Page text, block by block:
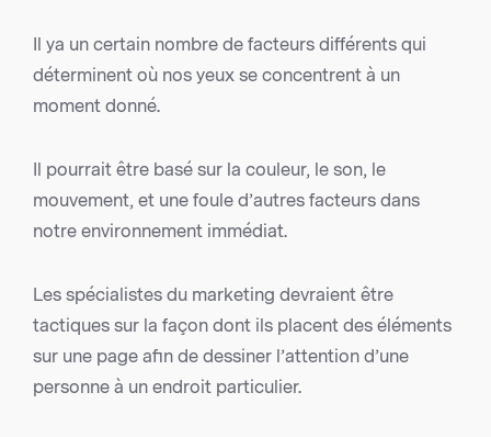
Il ya un certain nombre de facteurs différents qui
déterminent où nos yeux se concentrent à un
moment donné.
Il pourrait être basé sur la couleur, le son, le
mouvement, et une foule d’autres facteurs dans
notre environnement immédiat.
Les spécialistes du marketing devraient être
tactiques sur la façon dont ils placent des éléments
sur une page afin de dessiner l’attention d’une
personne à un endroit particulier.